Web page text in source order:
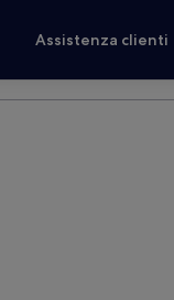
Assistenza clienti